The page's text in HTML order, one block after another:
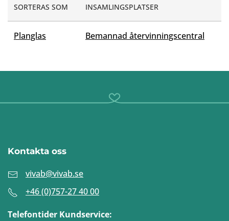
SORTERAS SOM INSAMLINGSPLATSER
Planglas Bemannad återvinningscentral
Kontakta oss
vivab@vivab.se
+46 (0)757-27 40 00
Telefontider Kundservice: